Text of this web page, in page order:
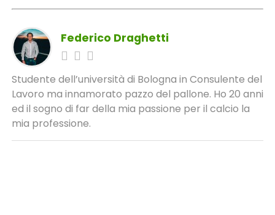
Federico Draghetti
Studente dell’università di Bologna in Consulente del
Lavoro ma innamorato pazzo del pallone. Ho 20 anni
ed il sogno di far della mia passione per il calcio la
mia professione.